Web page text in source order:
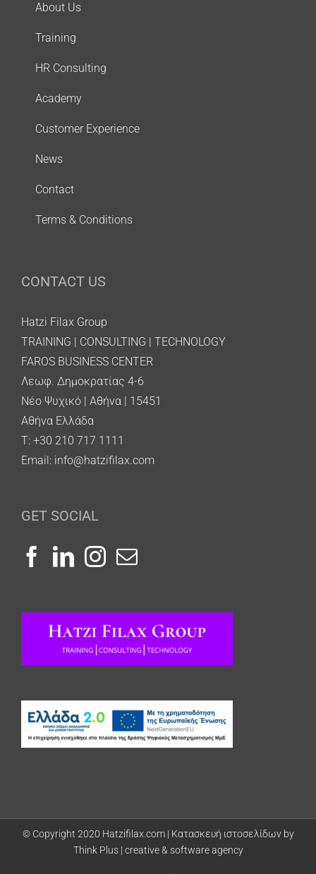
About Us
Training
HR Consulting
Academy
Customer Experience
News
Contact
Terms & Conditions
CONTACT US
Hatzi Filax Group
TRAINING | CONSULTING | TECHNOLOGY
FAROS BUSINESS CENTER
Λεωφ. Δημοκρατίας 4-6
Νέο Ψυχικό | Αθήνα | 15451
Αθήνα Ελλάδα
T: +30 210 717 1111
Email: info@hatzifilax.com
GET SOCIAL
© Copyright 2020 Hatzifilax.com | Κατασκευή ιστοσελίδων by
Think Plus | creative & software agency